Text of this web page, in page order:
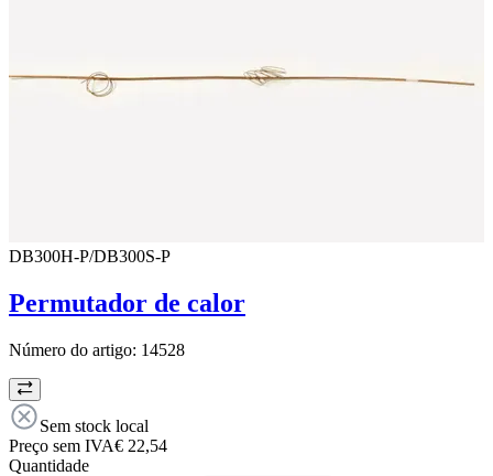
DB300H-P/DB300S-P
Permutador de calor
Número do artigo: 14528
Sem stock local
Preço sem IVA€ 22,54
Quantidade